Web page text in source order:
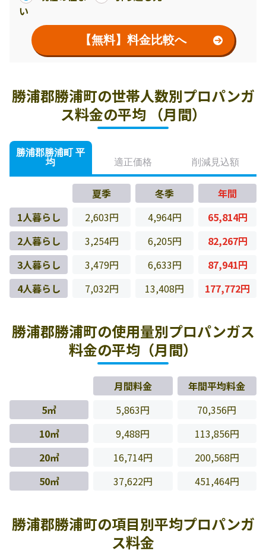
い
【無料】料金比較へ
勝浦郡勝浦町の世帯人数別プロパンガ
ス料金の平均 （月間）
勝浦郡勝浦町 平
均
適正価格 削減見込額
夏季 冬季
年間
1人暮らし
2,603円 4,964円
65,814円
2人暮らし
3,254円 6,205円
82,267円
3人暮らし
3,479円 6,633円
87,941円
4人暮らし
7,032円 13,408円 177,772円
勝浦郡勝浦町の使用量別プロパンガス
料金の平均（月間）
月間料金
年間平均料金
5㎥
5,863円
70,356円
10㎥
9,488円
113,856円
20㎥
16,714円
200,568円
50㎥
37,622円 451,464円
勝浦郡勝浦町の項目別平均プロパンガ
ス料金